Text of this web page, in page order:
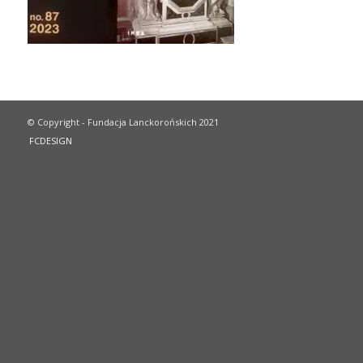
© Copyright - Fundacja Lanckorońskich 2021
FCDESIGN